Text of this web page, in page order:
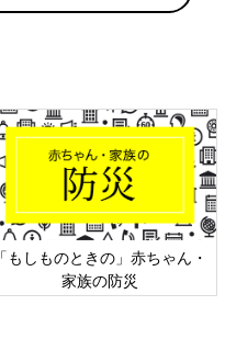
「もしものときの」赤ちゃん・
家族の防災